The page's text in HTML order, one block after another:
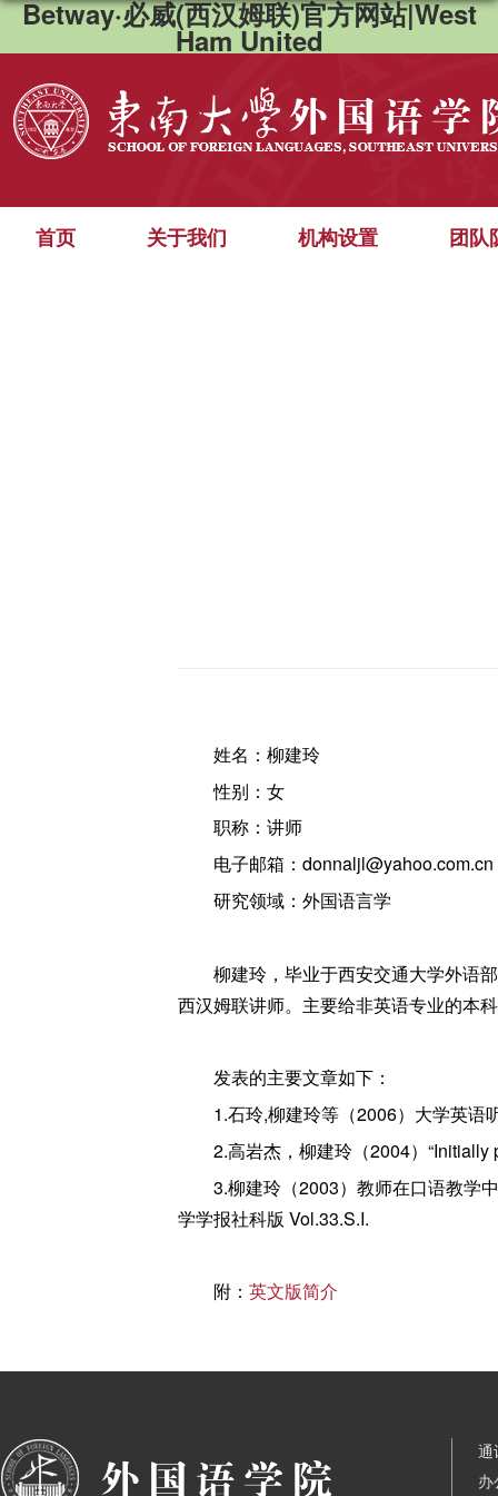
Betway·必威(西汉姆联)官方网站|West
Ham United
首页 关于我们 机构设置 团队
姓名：柳建玲
性别：女
职称：讲师
电子邮箱：donnaljl@yahoo.com.cn
研究领域：外国语言学
柳建玲，毕业于西安交通大学外语
西汉姆联讲师。主要给非英语专业的本
发表的主要文章如下：
1.石玲,柳建玲等（2006）大学英语
2.高岩杰，柳建玲（2004）
3.柳建玲（2003）教师在口语教学
学学报社科版 Vol.33.S.I.
附： 英文版简介
通